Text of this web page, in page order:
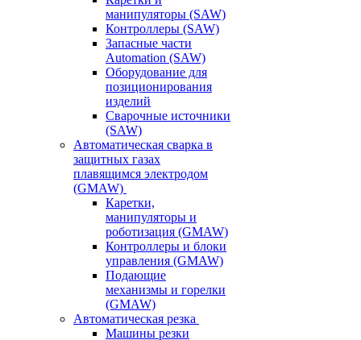
манипуляторы (SAW)
Контроллеры (SAW)
Запасные части
Automation (SAW)
Оборудование для
позиционирования
изделий
Сварочные источники
(SAW)
Автоматическая сварка в
защитных газах
плавящимся электродом
(GMAW)
Каретки,
манипуляторы и
роботизация (GMAW)
Контроллеры и блоки
управления (GMAW)
Подающие
механизмы и горелки
(GMAW)
Автоматическая резка
Машины резки